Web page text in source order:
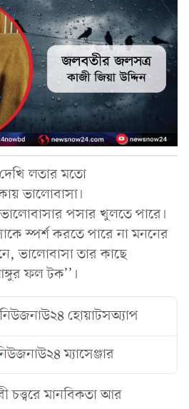
দেখি লতার মতো
ভালোবাসা।
ভালোবাসার পসার খুলতে পারে।
স্পর্শ করতে পারে না মননের
ভালোবাসা তার কাছে
ফল টক’’।
নিউজনাউ২৪ হোয়াটসঅ্যাপ
ম্যাসেঞ্জার
মানবিকতা আর